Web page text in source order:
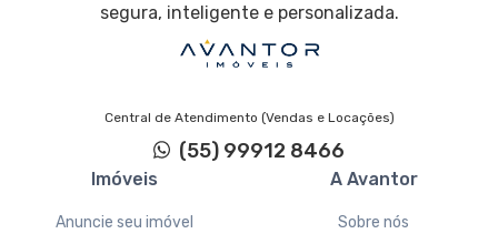
segura, inteligente e personalizada.
Central de Atendimento (Vendas e Locações)
(55) 99912 8466
Imóveis
Anuncie seu imóvel
A Avantor
Sobre nós